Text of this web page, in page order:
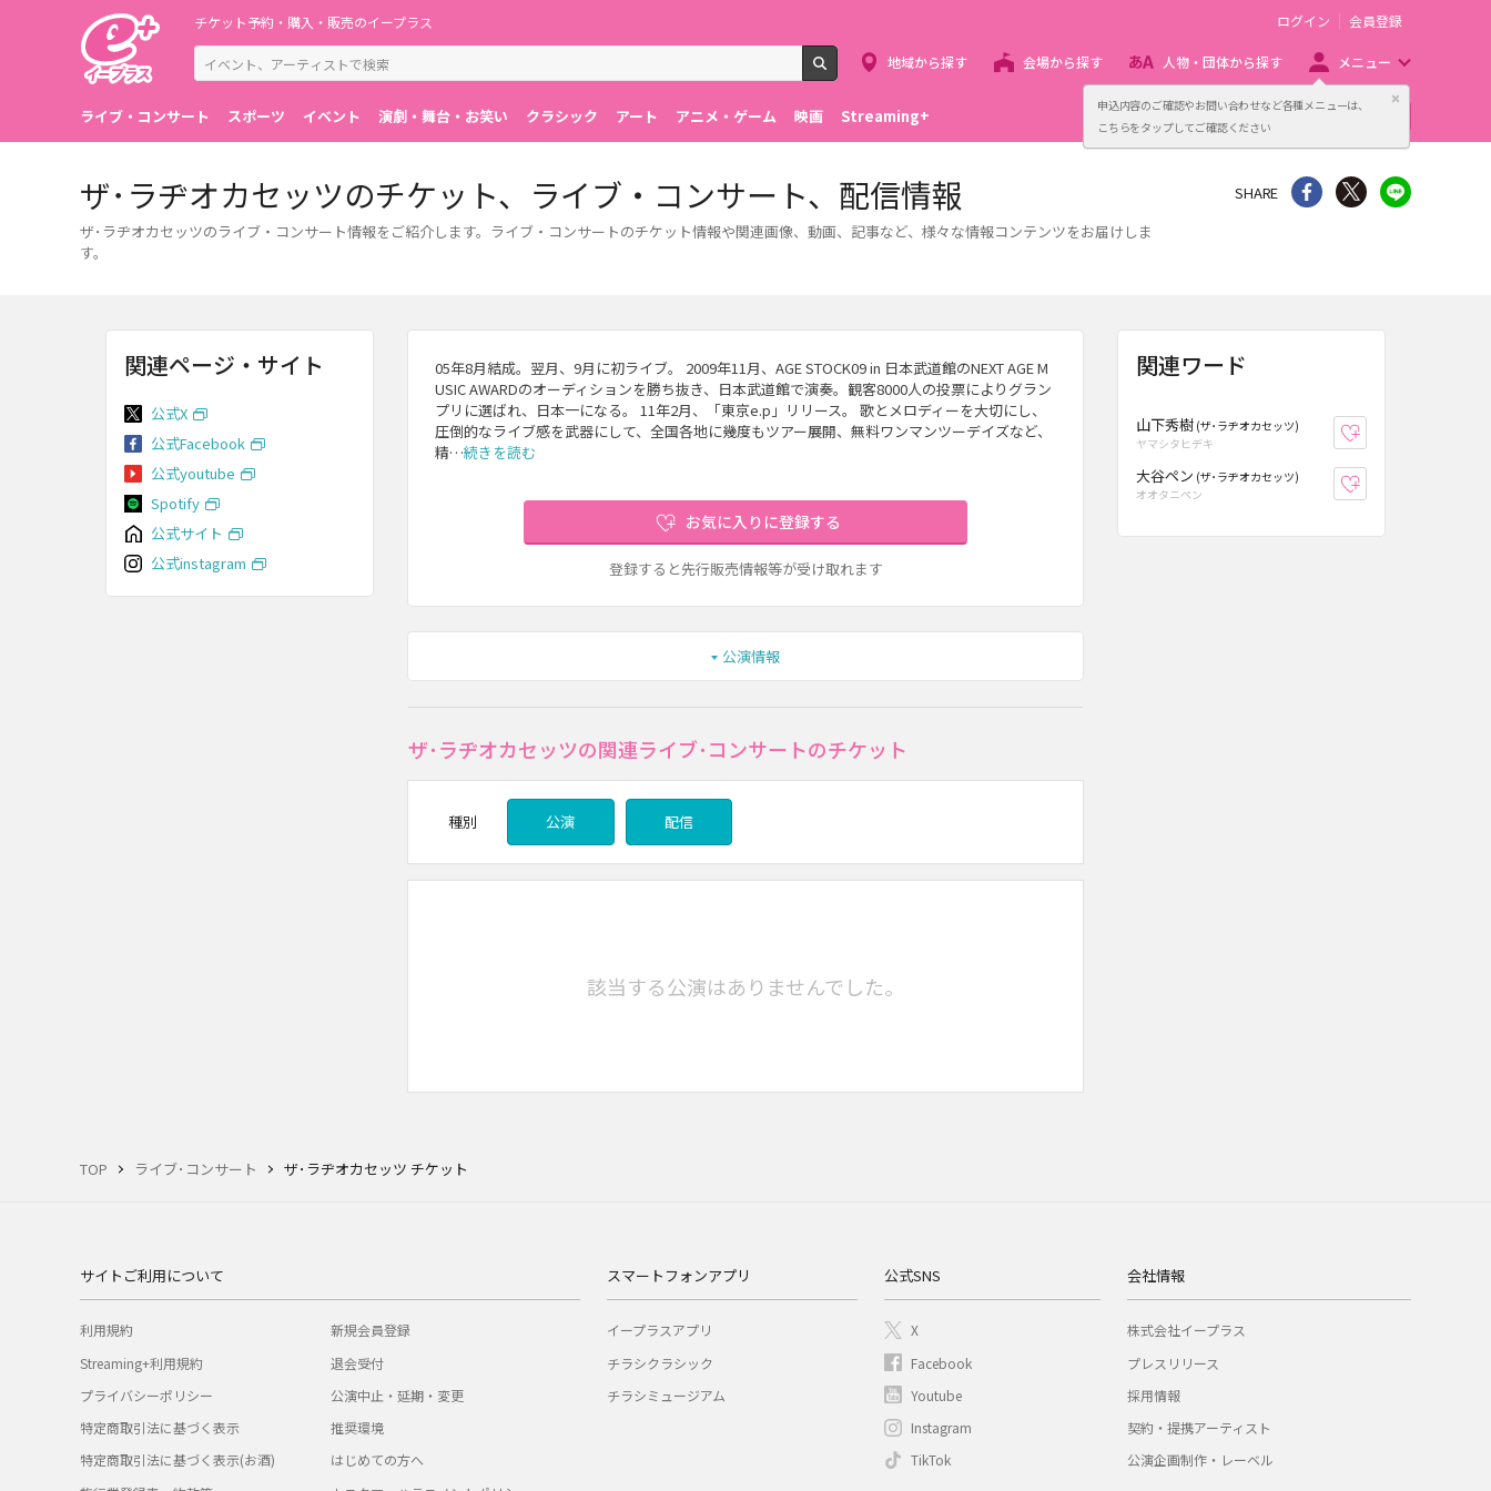
申込内容のご確認やお問い合わせなど各種メニューは、
こちらをタップしてご確認ください
閉じる
チケット予約・購入・販売のイープラス
検索
ログイン 会員登録
地域から探す 会場から探す 人物・団体から探す メニュー
ライブ・コンサート スポーツ イベント 演劇・舞台・お笑い クラシック アート アニメ・ゲーム 映画 Streaming+ 主催者向け販売サービス
TOP ライブ･コンサート ザ･ラヂオカセッツ チケット
ザ･ラヂオカセッツのチケット、ライブ・コンサート、配信情報
ザ･ラヂオカセッツのライブ・コンサート情報をご紹介します。ライブ・コンサートのチケット情報や関連画像、動画、記事など、様々な情報コンテンツをお届けしま
す。
SHARE シェア Twitter
05年8月結成。翌月、9月に初ライブ。 2009年11月、AGE STOCK09 in 日本武道館のNEXT AGE M
USIC AWARDのオーディションを勝ち抜き、日本武道館で演奏。観客8000人の投票によりグラン
プリに選ばれ、日本一になる。 11年2月、「東京e.p」リリース。 歌とメロディーを大切にし、
圧倒的なライブ感を武器にして、全国各地に幾度もツアー展開、無料ワンマンツーデイズなど、
精…続きを読む
お気に入りに登録する
登録すると先行販売情報等が受け取れます
公演情報
ザ･ラヂオカセッツの関連ライブ･コンサートのチケット
種別 公演 配信
該当する公演はありませんでした。
関連ワード
山下秀樹 (ザ･ラヂオカセッツ)
ヤマシタヒデキ
大谷ペン (ザ･ラヂオカセッツ)
オオタニペン
関連ページ・サイト
公式X
公式Facebook
公式youtube
Spotify
公式サイト
公式instagram
サイトご利用について
利用規約
Streaming+利用規約
プライバシーポリシー
特定商取引法に基づく表示
特定商取引法に基づく表示(お酒)
新規会員登録
退会受付
公演中止・延期・変更
推奨環境
はじめての方へ
スマートフォンアプリ
イープラスアプリ
チラシクラシック
チラシミュージアム
公式SNS
X
Facebook
Youtube
Instagram
TikTok
会社情報
株式会社イープラス
プレスリリース
採用情報
契約・提携アーティスト
公演企画制作・レーベル